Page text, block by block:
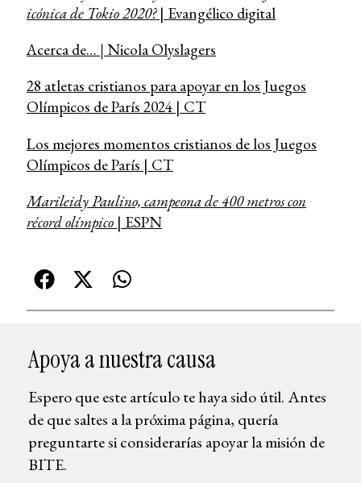
icónica de Tokio 2020?| Evangélico digital
Acerca de… | Nicola Olyslagers
28 atletas cristianos para apoyar en los Juegos
Olímpicos de París 2024 | CT
Los mejores momentos cristianos de los Juegos
Olímpicos de París | CT
Marileidy Paulino, campeona de 400 metros con
récord olímpico| ESPN
Apoya a nuestra causa
Espero que este artículo te haya sido útil. Antes
de que saltes a la próxima página, quería
preguntarte si considerarías apoyar la misión de
BITE.